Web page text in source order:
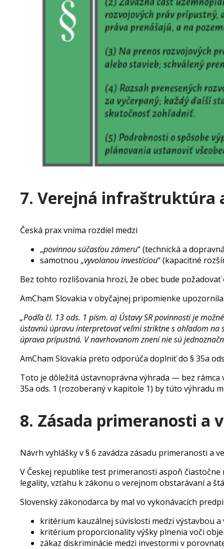
7. Verejná infraštruktúra
Česká prax vníma rozdiel medzi
„povinnou súčasťou zámeru“ (technická a
samotnou „vyvolanou investíciou“ (kapacitné
Bez tohto rozlišovania hrozí, že obec bude
AmCham Slovakia v obyčajnej pripomienke
„Podľa čl. 13 ods. 1 písm. a) Ústavy SR povinnosti je
ústavnú úpravu interpretovať veľmi striktne s ohľadom na
úprava prípustná. V navrhovanom znení nie sú
AmCham Slovakia preto odporúča doplniť do § 35a
Toto je dôležitá ústavnoprávna výhrada — bez
35a ods. 1 (rozoberaný v kapitole 1) by túto výhradu
8. Zásada primeranosti a
Návrh vyhlášky v § 6 zavádza zásadu primeranosti a
V Českej republike test primeranosti aspoň
legality, vzťahu k zákonu o verejnom obstarávaní a
Slovenský zákonodarca by mal vo vykonávacích
kritérium kauzálnej súvislosti medzi výstavbou
kritérium proporcionality výšky plnenia voči
zákaz diskriminácie medzi investormi v